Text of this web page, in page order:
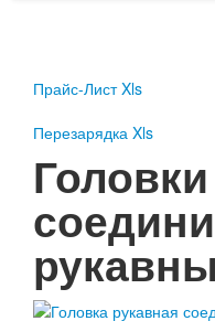
Перезарядка ОП
Перезарядка ОВП
Доставка
Оплата
Гарантии
О нас
Прайс-Лист Xls
Перезарядка Xls
Головки